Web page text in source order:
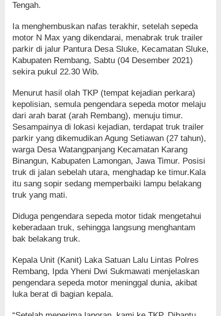
Tengah.
Ia menghembuskan nafas terakhir, setelah sepeda
motor N Max yang dikendarai, menabrak truk trailer
parkir di jalur Pantura Desa Sluke, Kecamatan Sluke,
Kabupaten Rembang, Sabtu (04 Desember 2021)
sekira pukul 22.30 Wib.
Menurut hasil olah TKP (tempat kejadian perkara)
kepolisian, semula pengendara sepeda motor melaju
dari arah barat (arah Rembang), menuju timur.
Sesampainya di lokasi kejadian, terdapat truk trailer
parkir yang dikemudikan Agung Setiawan (27 tahun),
warga Desa Watangpanjang Kecamatan Karang
Binangun, Kabupaten Lamongan, Jawa Timur. Posisi
truk di jalan sebelah utara, menghadap ke timur.Kala
itu sang sopir sedang memperbaiki lampu belakang
truk yang mati.
Diduga pengendara sepeda motor tidak mengetahui
keberadaan truk, sehingga langsung menghantam
bak belakang truk.
Kepala Unit (Kanit) Laka Satuan Lalu Lintas Polres
Rembang, Ipda Yheni Dwi Sukmawati menjelaskan
pengendara sepeda motor meninggal dunia, akibat
luka berat di bagian kepala.